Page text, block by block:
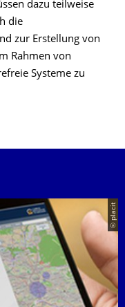
dazu teilweise
die
zur Erstellung von
Rahmen von
Systeme zu
© placit